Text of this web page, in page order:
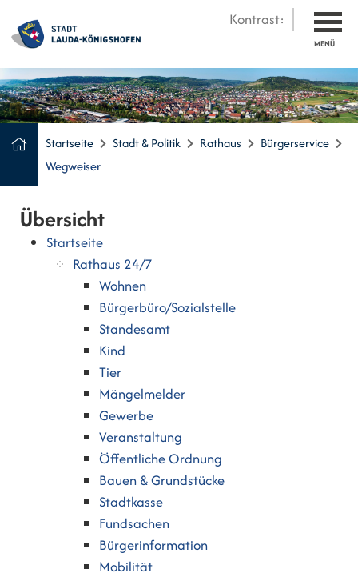
Kontrast:
MENÜ
Startseite Stadt & Politik Rathaus
Bürgerservice
Wegweiser
Übersicht
Startseite
Rathaus 24/7
Wohnen
Bürgerbüro/Sozialstelle
Standesamt
Kind
Tier
Mängelmelder
Gewerbe
Veranstaltung
Öffentliche Ordnung
Bauen & Grundstücke
Stadtkasse
Fundsachen
Bürgerinformation
Mobilität